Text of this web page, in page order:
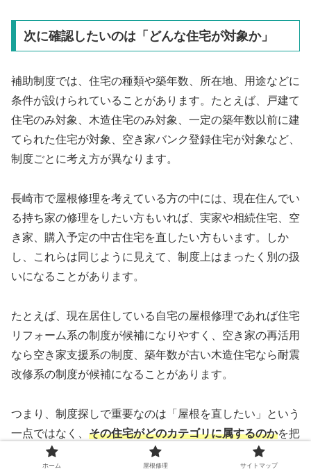
次に確認したいのは「どんな住宅が対象か」
補助制度では、住宅の種類や築年数、所在地、用途などに
条件が設けられていることがあります。たとえば、戸建て
住宅のみ対象、木造住宅のみ対象、一定の築年数以前に建
てられた住宅が対象、空き家バンク登録住宅が対象など、
制度ごとに考え方が異なります。
長崎市で屋根修理を考えている方の中には、現在住んでい
る持ち家の修理をしたい方もいれば、実家や相続住宅、空
き家、購入予定の中古住宅を直したい方もいます。しか
し、これらは同じように見えて、制度上はまったく別の扱
いになることがあります。
たとえば、現在居住している自宅の屋根修理であれば住宅
リフォーム系の制度が候補になりやすく、空き家の再活用
なら空き家支援系の制度、築年数が古い木造住宅なら耐震
改修系の制度が候補になることがあります。
つまり、制度探しで重要なのは「屋根を直したい」という
一点ではなく、 その住宅がどのカテゴリに属するのかを把
握することです。
ホーム 屋根修理 サイトマップ